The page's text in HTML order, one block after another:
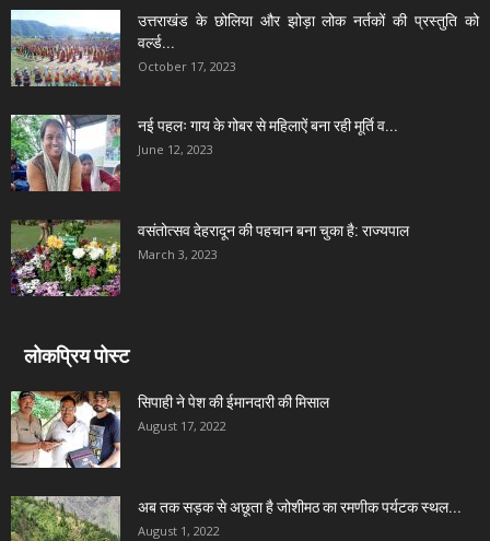
उत्तराखंड के छोलिया और झोड़ा लोक नर्तकों की प्रस्तुति को
वर्ल्ड...
October 17, 2023
नई पहलः गाय के गोबर से महिलाऐं बना रही मूर्ति व...
June 12, 2023
वसंतोत्सव देहरादून की पहचान बना चुका है: राज्यपाल
March 3, 2023
लोकप्रिय पोस्ट
सिपाही ने पेश की ईमानदारी की मिसाल
August 17, 2022
अब तक सड़क से अछूता है जोशीमठ का रमणीक पर्यटक स्थल...
August 1, 2022